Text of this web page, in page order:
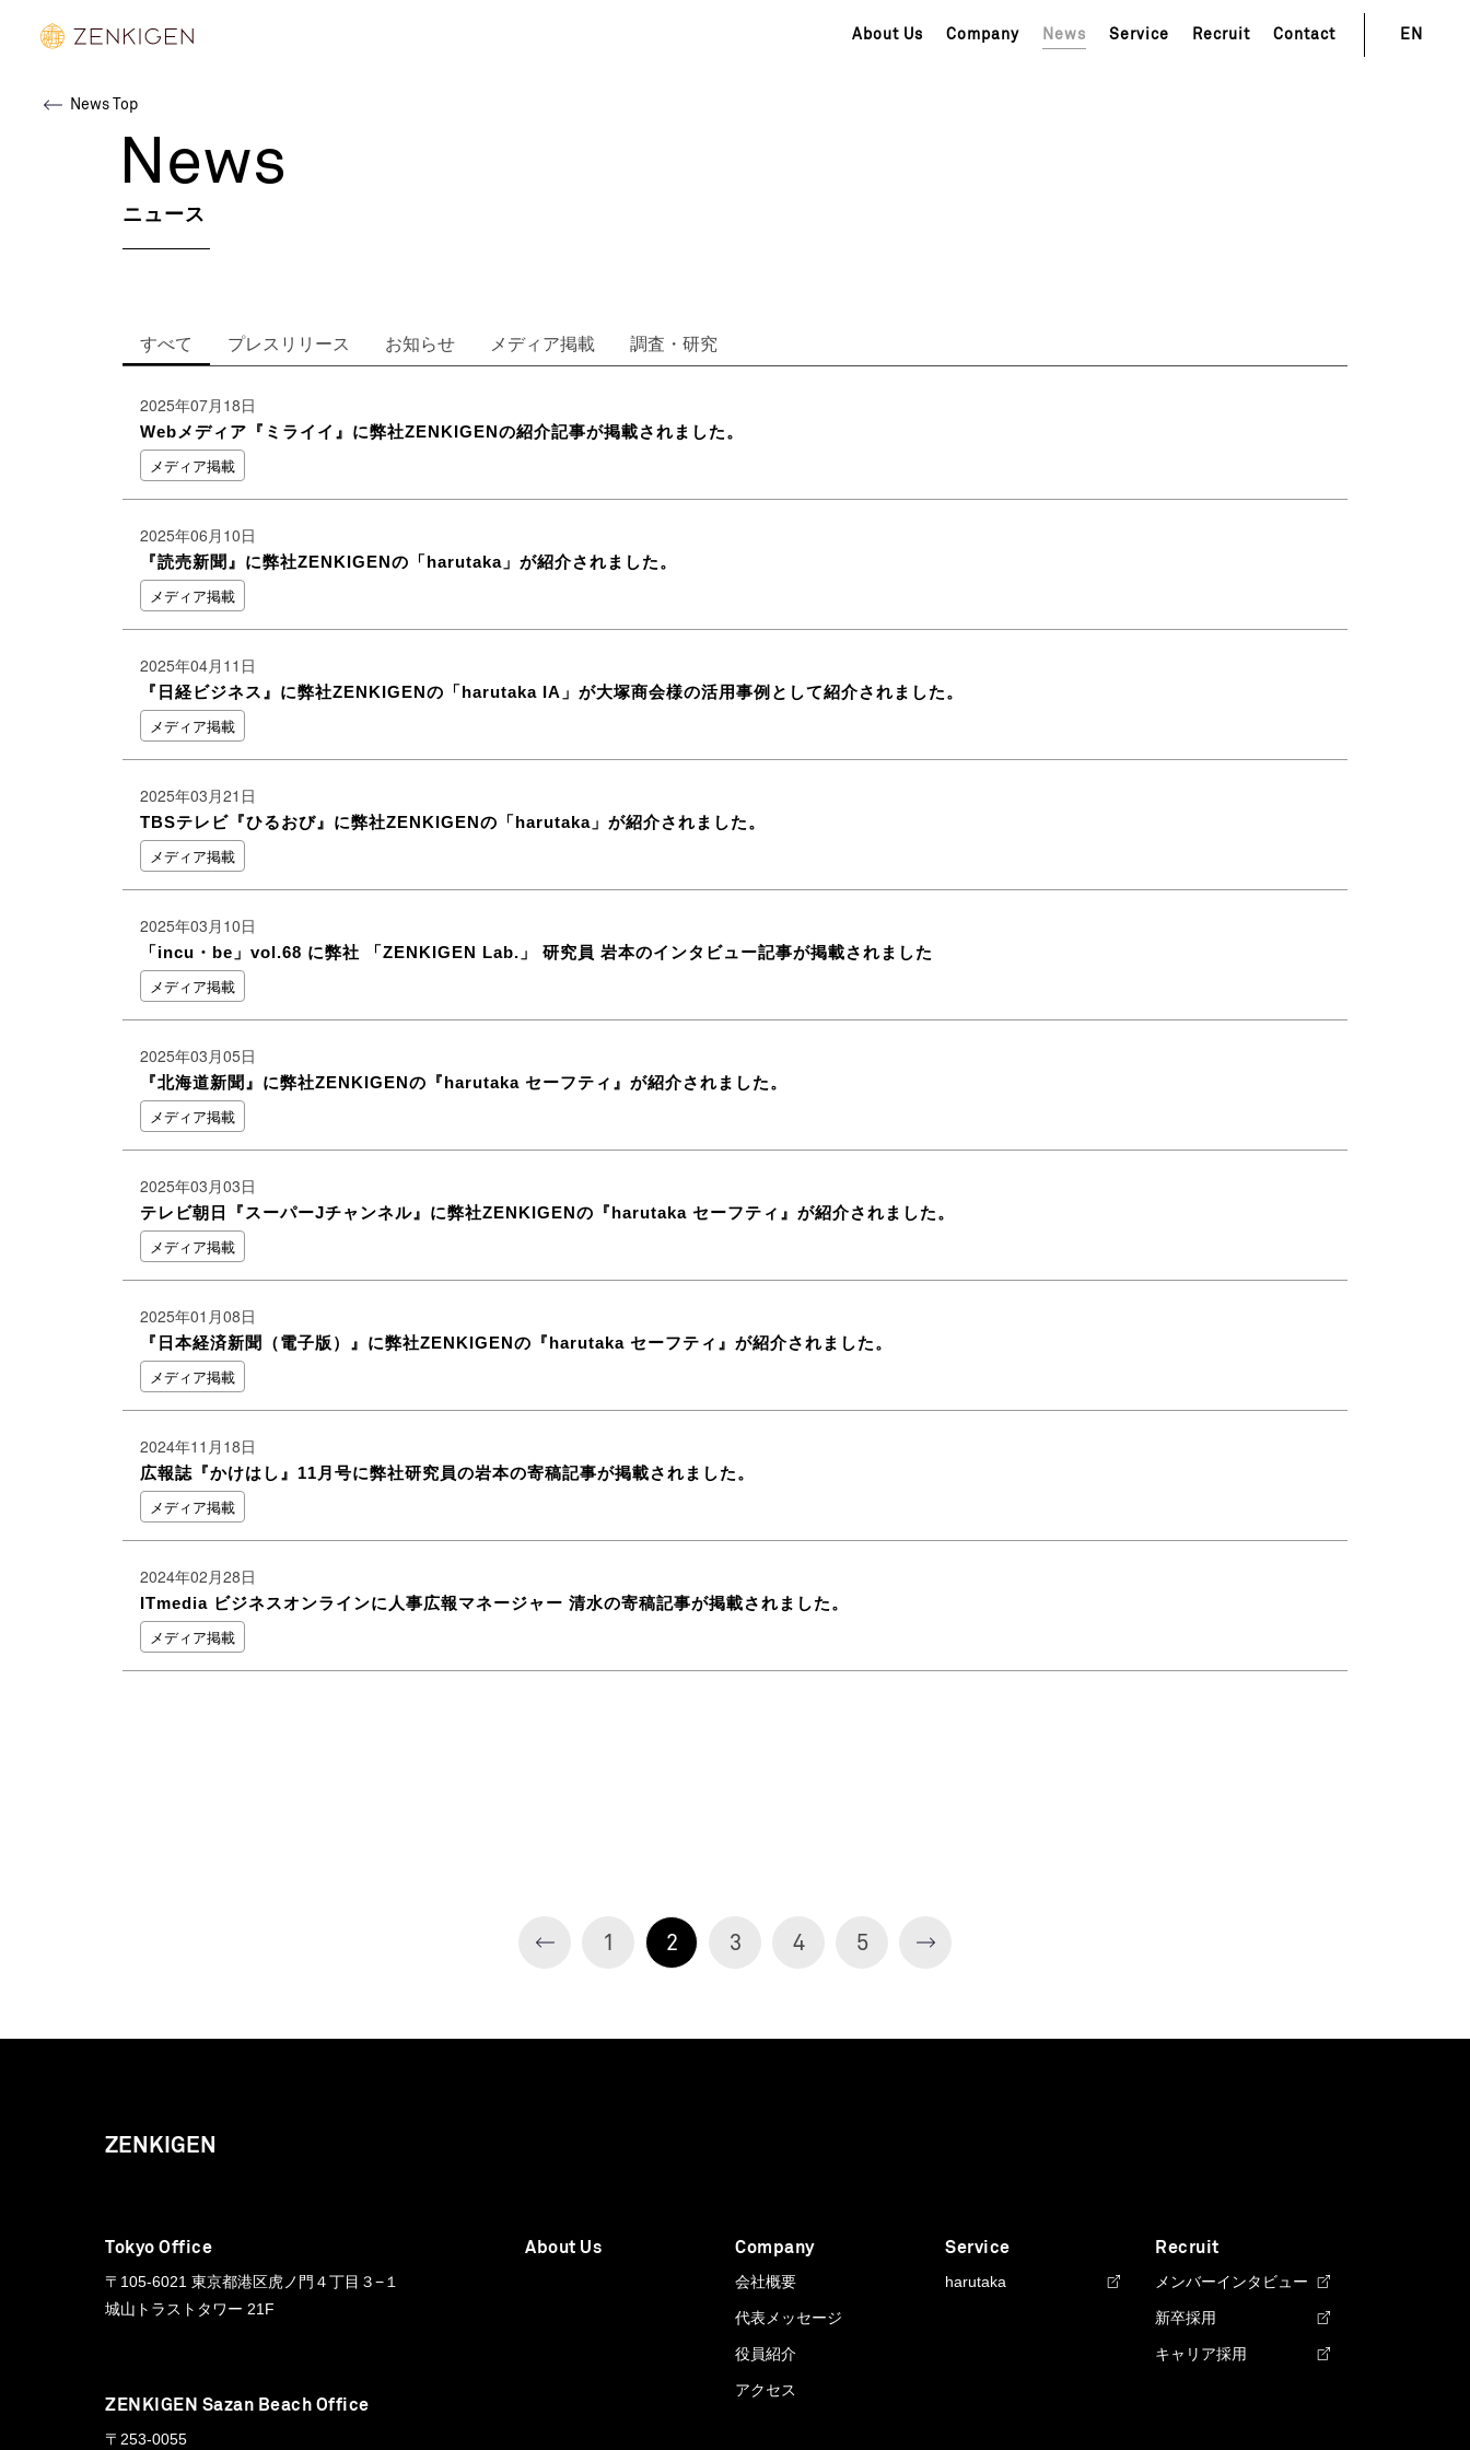
About Us Company News Service Recruit Contact
News Top
EN
News
ニュース
すべて プレスリリース お知らせ メディア掲載 調査・研究
2025年07月18日
Webメディア『ミライイ』に弊社ZENKIGENの紹介記事が掲載されました。
メディア掲載
2025年06月10日
『読売新聞』に弊社ZENKIGENの「harutaka」が紹介されました。
メディア掲載
2025年04月11日
『日経ビジネス』に弊社ZENKIGENの「harutaka IA」が大塚商会様の活用事例として紹介されました。
メディア掲載
2025年03月21日
TBSテレビ『ひるおび』に弊社ZENKIGENの「harutaka」が紹介されました。
メディア掲載
2025年03月10日
「incu・be」vol.68 に弊社 「ZENKIGEN Lab.」 研究員 岩本のインタビュー記事が掲載されました
メディア掲載
2025年03月05日
『北海道新聞』に弊社ZENKIGENの『harutaka セーフティ』が紹介されました。
メディア掲載
2025年03月03日
テレビ朝日『スーパーJチャンネル』に弊社ZENKIGENの『harutaka セーフティ』が紹介されました。
メディア掲載
2025年01月08日
『日本経済新聞（電子版）』に弊社ZENKIGENの『harutaka セーフティ』が紹介されました。
メディア掲載
2024年11月18日
広報誌『かけはし』11月号に弊社研究員の岩本の寄稿記事が掲載されました。
メディア掲載
2024年02月28日
ITmedia ビジネスオンラインに人事広報マネージャー 清水の寄稿記事が掲載されました。
メディア掲載
1 2 3 4 5
ZENKIGEN
Tokyo Office
〒105-6021 東京都港区虎ノ門４丁目３−１
城山トラストタワー 21F
ZENKIGEN Sazan Beach Office
〒253-0055
About Us
Company
会社概要
代表メッセージ
役員紹介
アクセス
Service
harutaka
Recruit
メンバーインタビュー
新卒採用
キャリア採用